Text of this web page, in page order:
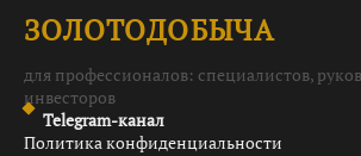
ЗОЛОТОДОБЫЧА
для профессионалов: специалистов,
инвесторов
Telegram-канал
Политика конфиденциальности